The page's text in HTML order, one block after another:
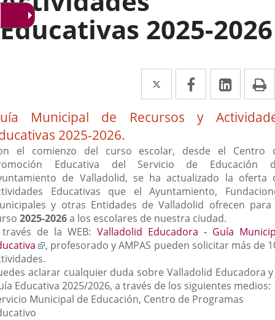
Educativas 2025-2026
Twitter
Enlace
a
una
aplicación
externa.
Facebook
Enlace
a
una
aplicación
externa.
Enlace
a
una
Municipal de Recursos y
2025-2026.
el comienzo del curso escolar, desde el Centro
Educativa del Servicio de Educación
de Valladolid, se ha actualizado la oferta
Educativas que el Ayuntamiento,
y otras Entidades de Valladolid ofrecen para
2025-2026a los escolares de nuestra ciudad.
de la WEB: Valladolid Educadora - Guía
Enlace
una
aplicación
externa.
, profesorado y AMPAS pueden solicitar más de
aclarar cualquier duda sobre Valladolid Educadora
Educativa 2025/2026, a través de los siguientes medios:
Municipal de Educación, Centro de Programas